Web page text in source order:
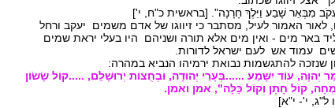
מִבְּאֵר שָׁבַע וַיֵּלֶךְ חָרָנָה". [בראשית כ"ח, י']
, לאור האמור לעיל, מסתבר כי זיווגו של אדם משמים יעקב ורחל
באר מים - ואין מים אלא תורה ושניהם היו בעלי יראת שמים
עמוד אש לעם ישראל לדורות.
שנזכה להתגשמות נבואת ירמיהו הנביא במהרה:
יְהוָה, עוֹד יִשָּׁמַע ......בְּעָרֵי יְהוּדָה, וּבְחֻצוֹת יְרוּשָׁלִַם, .....קוֹל שָׂשׂוֹן
קוֹל חָתָן וְקוֹל כַּלָּה", אמן ואמן.
ל"ג, י'- י"א]